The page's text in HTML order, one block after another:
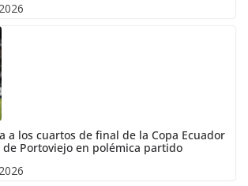
a los cuartos de final de la Copa Ecuador
de Portoviejo en polémica partido